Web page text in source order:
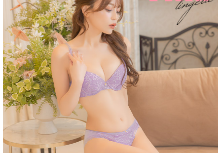
■注意事項